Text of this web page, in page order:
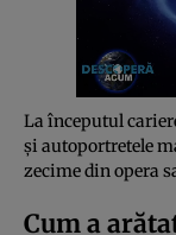
La începutul
și autoportretele
zecime din opera
Cum a